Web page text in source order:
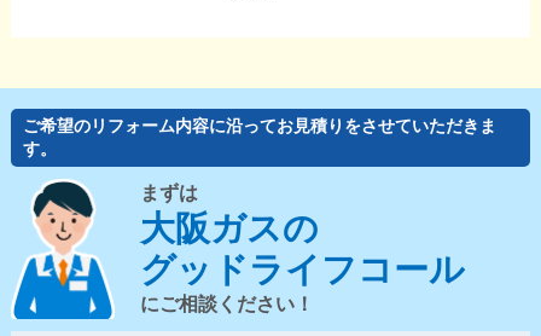
ご希望のリフォーム内容に沿ってお見積りをさせていただきま
す。
まずは
大阪ガスの
グッドライフコール
にご相談ください！